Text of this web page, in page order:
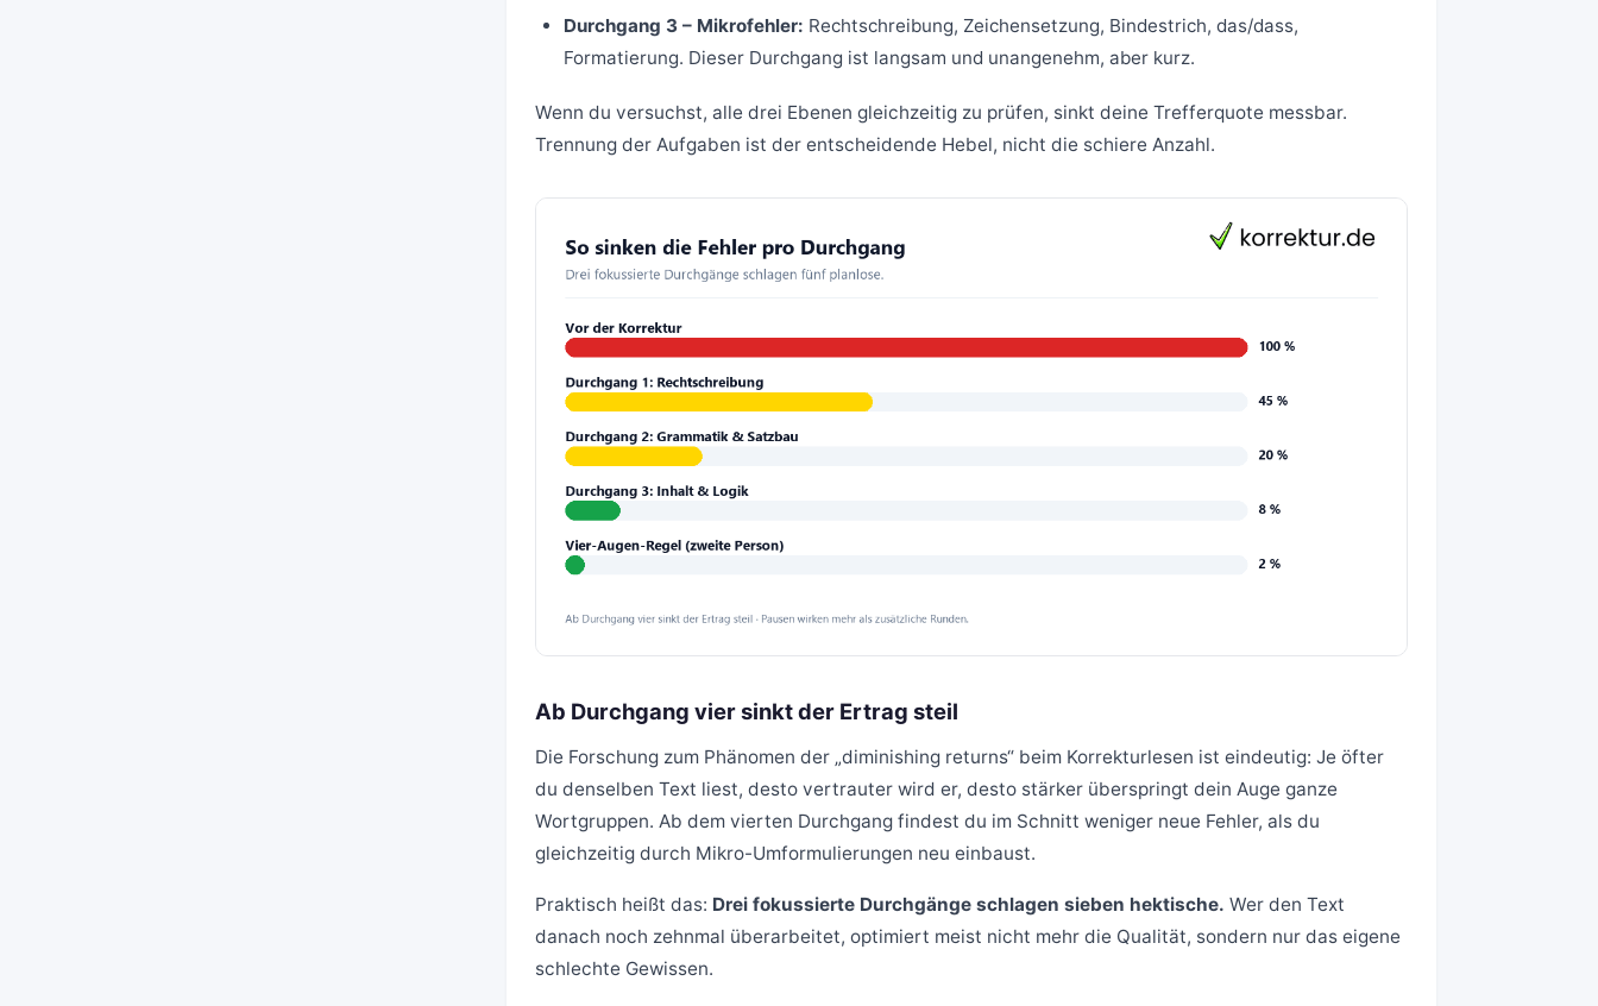
Durchgang 3 – Mikrofehler: Rechtschreibung, Zeichensetzung, Bindestrich, das/dass,
Formatierung. Dieser Durchgang ist langsam und unangenehm, aber kurz.
Wenn du versuchst, alle drei Ebenen gleichzeitig zu prüfen, sinkt deine Trefferquote messbar.
Trennung der Aufgaben ist der entscheidende Hebel, nicht die schiere Anzahl.
Ab Durchgang vier sinkt der Ertrag steil
Die Forschung zum Phänomen der „diminishing returns“ beim Korrekturlesen ist eindeutig: Je öfter
du denselben Text liest, desto vertrauter wird er, desto stärker überspringt dein Auge ganze
Wortgruppen. Ab dem vierten Durchgang findest du im Schnitt weniger neue Fehler, als du
gleichzeitig durch Mikro-Umformulierungen neu einbaust.
Praktisch heißt das: Drei fokussierte Durchgänge schlagen sieben hektische. Wer den Text
danach noch zehnmal überarbeitet, optimiert meist nicht mehr die Qualität, sondern nur das eigene
schlechte Gewissen.